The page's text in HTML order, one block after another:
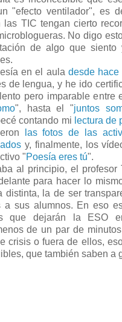
"efecto ventilador", es
las TIC tengan cierto
No digo
de algo que
en el aula desde hace
de lengua, y he ido
pero imparable entre
", hasta el "juntos
contando mi lectura de
las fotos de las
y, finalmente, los
"Poesía eres tú".
al principio, el profesor
para hacer lo
distinta, la de ser
a sus alumnos. En eso
que dejarán la ESO
de un par de
crisis o fuera de ellos,
que también saben a